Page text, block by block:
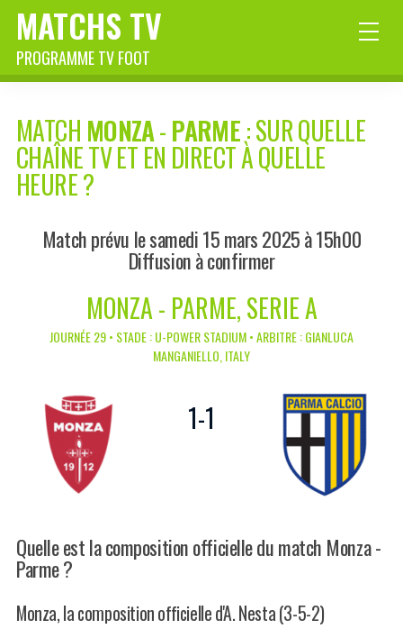
MATCHS TV
PROGRAMME TV FOOT
MATCH MONZA-PARME: SUR QUELLE
CHAÎNE TV ET EN DIRECT À QUELLE
HEURE ?
Match prévu le samedi 15 mars 2025 à 15h00
Diffusion à confirmer
MONZA - PARME, SERIE A
JOURNÉE 29 • STADE : U-POWER STADIUM • ARBITRE : GIANLUCA
MANGANIELLO, ITALY
1-1
Quelle est la composition officielle du match Monza -
Parme ?
Monza, la composition officielle d'A. Nesta (3-5-2)